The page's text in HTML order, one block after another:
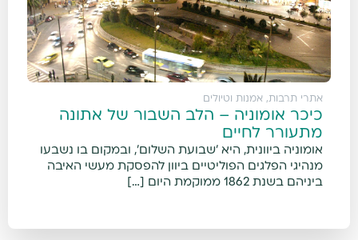
אתרי תרבות, אמנות וטיולים
כיכר אומוניה – הלב השבור של אתונה
מתעורר לחיים
אומוניה ביוונית, היא 'שבועת השלום', ובמקום בו נשבעו
מנהיגי הפלגים הפוליטיים ביוון להפסקת מעשי האיבה
ביניהם בשנת 1862 ממוקמת היום […]